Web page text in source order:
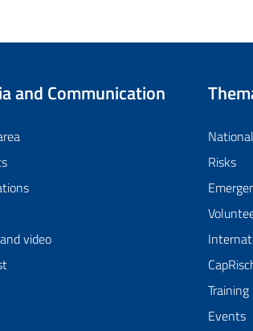
and Communication
video
Risks
Training
Events